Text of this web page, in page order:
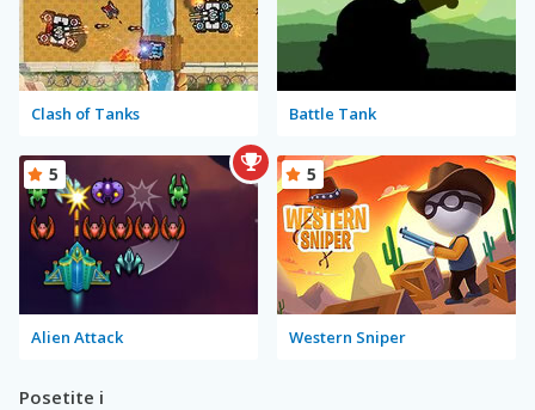
Clash of Tanks Battle Tank
Alien Attack
5
Western Sniper
5
Posetite i